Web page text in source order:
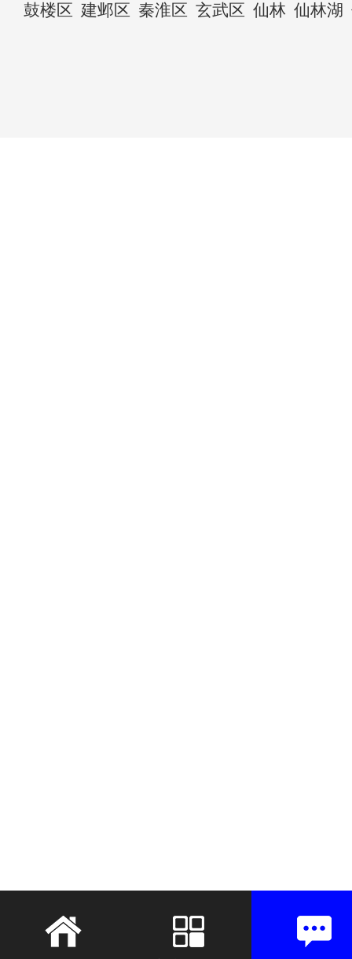
鼓楼区 建邺区 秦淮区 玄武区 仙林 仙林湖